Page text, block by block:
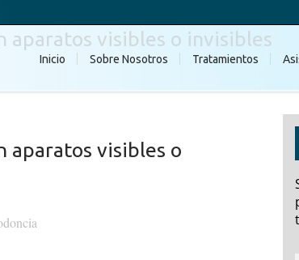
Inicio Sobre Nosotros Tratamientos
aparatos visibles o invisibles
aparatos visibles o